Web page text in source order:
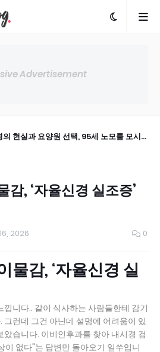
Advertisement
의 현실과 요양원 선택, 95세 노모를 모시
감, ‘자율신경 실조증’
2026 0
물감, ‘자율신경 실
니다.. 같이 식사하는 사람들한테 감기
그런데 그건 아닌데 설명에 어려움이 있
습니다. 이비인후과를 찾아 내시경 검
이 없다"는 답변만 돌아오기 일쑤입니